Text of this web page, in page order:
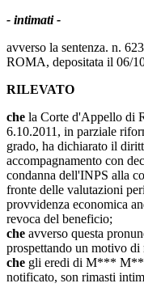
- intimati -
avverso la sentenza. n.
ROMA, depositata il 06/
RILEVATO
che la Corte d'Appello di
6.10.2011, in parziale
grado, ha dichiarato il
accompagnamento con
condanna dell'INPS alla
fronte delle valutazioni
provvidenza economica
revoca del beneficio;
che avverso questa
prospettando un motivo di
che gli eredi di M***
notificato, son rimasti